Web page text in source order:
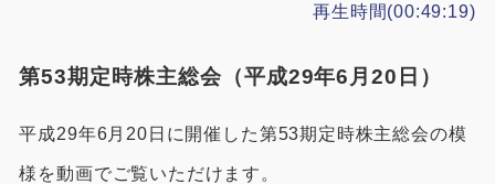
再生時間(00:49:19)
第53期定時株主総会（平成29年6月20日）
平成29年6月20日に開催した第53期定時株主総会の模
様を動画でご覧いただけます。